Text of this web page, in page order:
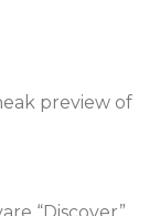
preview of